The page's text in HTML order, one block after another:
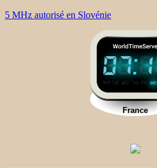
5 MHz autorisé en Slovénie